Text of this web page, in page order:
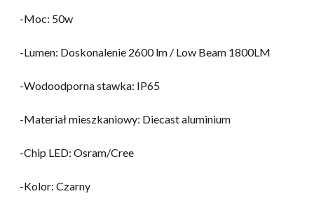
-Moc: 50w
-Lumen: Doskonalenie 2600 lm / Low Beam 1800LM
-Wodoodporna stawka: IP65
-Materiał mieszkaniowy: Diecast aluminium
-Chip LED: Osram/Cree
-Kolor: Czarny